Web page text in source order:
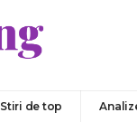
Stiri de top